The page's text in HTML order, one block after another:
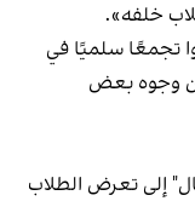
خلفه».
تجمعًا سلميًا في
وجوه بعض
إلى تعرض الطلاب